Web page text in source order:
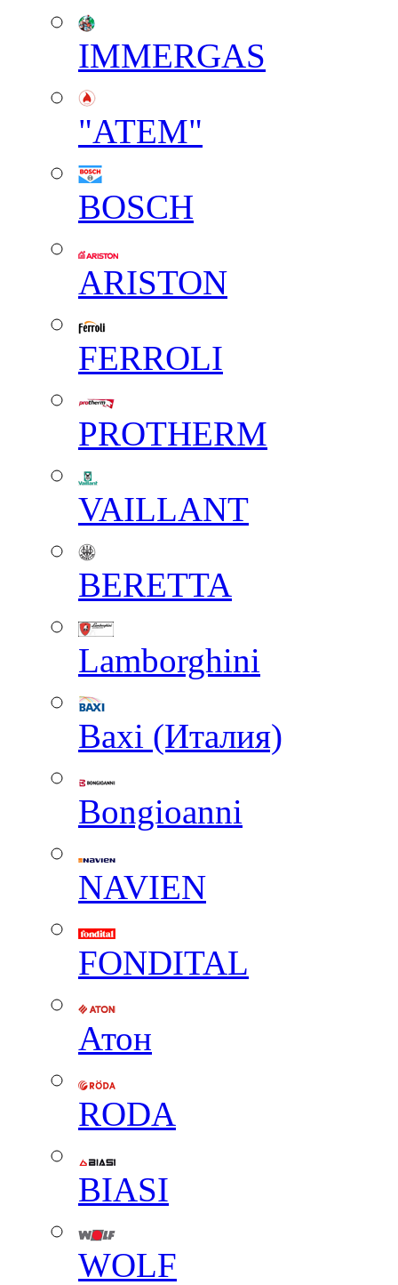
IMMERGAS
"АТЕМ"
BOSCH
ARISTON
FERROLI
PROTHERM
VAILLANT
BERETTA
Lamborghini
Baxi (Италия)
Вongioanni
NAVIEN
FONDITAL
Атон
RODA
BIASI
WOLF